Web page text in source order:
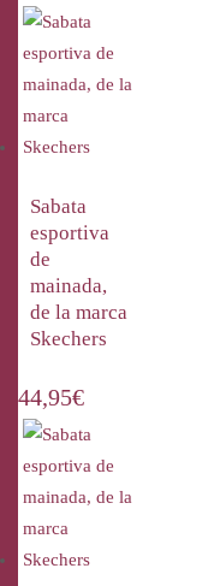
Sabata
esportiva
de
mainada,
de la marca
Skechers
44,95€